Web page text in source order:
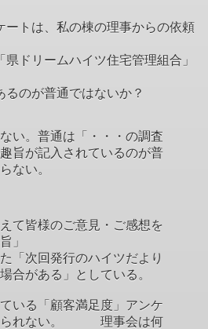
トは、私の棟の理事からの依頼
リームハイツ住宅管理組合」
のが普通ではないか？
い。普通は「・・・の調査
旨が記入されているのが普
ない。
て皆様のご意見・ご感想を
」
「次回発行のハイツだより
合がある」としている。
いる「顧客満足度」アンケ
られない。 理事会は何